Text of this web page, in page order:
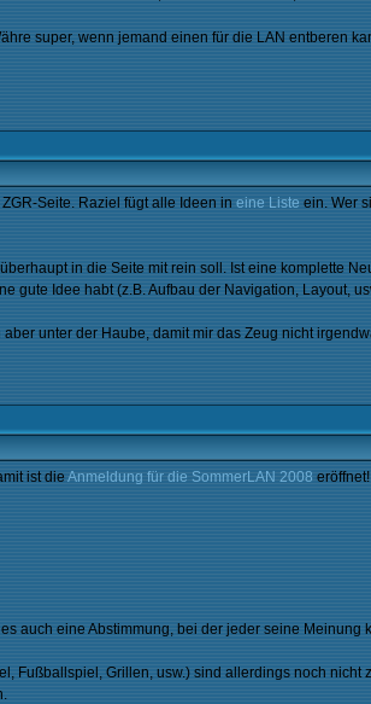
super, wenn jemand einen für die LAN entberen
Seite. Raziel fügt alle Ideen in eine Liste ein. Wer
in die Seite mit rein soll. Ist eine komplette
gute Idee habt (z.B. Aufbau der Navigation, Layout,
aber unter der Haube, damit mir das Zeug nicht
ist die Anmeldung für die SommerLAN 2008 eröffnet!
auch eine Abstimmung, bei der jeder seine Meinung
Fußballspiel, Grillen, usw.) sind allerdings noch